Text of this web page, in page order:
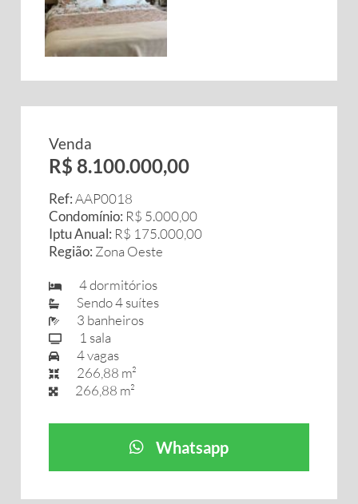
Venda
R$ 8.100.000,00
Ref:AAP0018
Condomínio: R$ 5.000,00
Iptu Anual: R$ 175.000,00
Região: Zona Oeste
4 dormitórios
Sendo 4 suítes
3 banheiros
1 sala
4 vagas
266,88 m²
266,88 m²
Whatsapp